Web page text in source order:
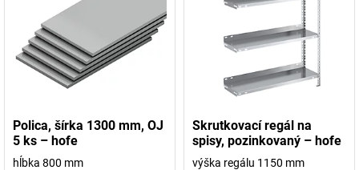
Polica, šírka 1300 mm, OJ
5 ks – hofe
hĺbka 800 mm
Skrutkovací regál na
spisy, pozinkovaný – hofe
výška regálu 1150 mm